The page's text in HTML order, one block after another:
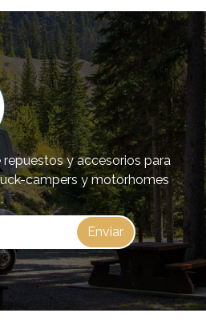
y accesorios para
campers y motorhomes
Enviar